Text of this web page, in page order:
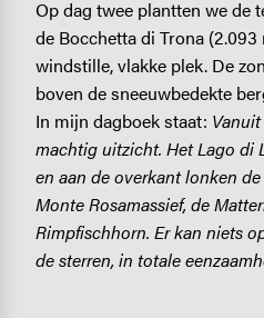
Op dag twee plantten we de
de Bocchetta di Trona
windstille, vlakke plek. De
boven de sneeuwbedekte
In mijn dagboek staat:
machtig uitzicht. Het Lago di
en aan de overkant lonken
Monte Rosamassief, de
Rimpfischhorn. Er kan niets
de sterren, in totale